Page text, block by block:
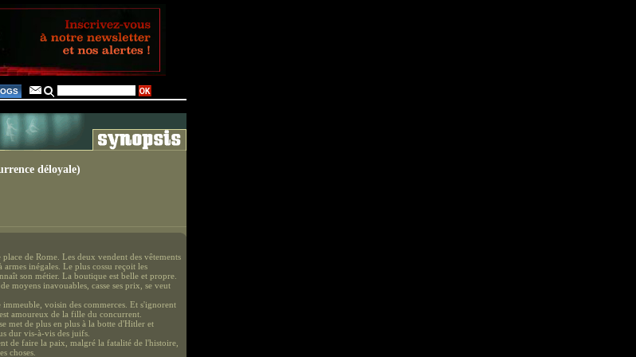
déloyale)
de Rome. Les deux vendent des vêtements
inégales. Le plus cossu reçoit les
son métier. La boutique est belle et propre.
moyens inavouables, casse ses prix, se veut
voisin des commerces. Et s'ignorent
amoureux de la fille du concurrent.
met de plus en plus à la botte d'Hitler et
dur vis-à-vis des juifs.
de faire la paix, malgré la fatalité de l'histoire,
choses.